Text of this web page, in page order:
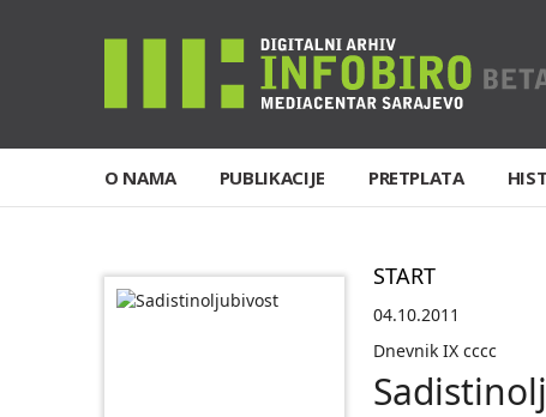
O NAMA PUBLIKACIJE PRETPLATA
START
04.10.2011
Dnevnik IX cccc